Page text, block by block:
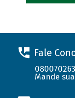
Fale
Mande